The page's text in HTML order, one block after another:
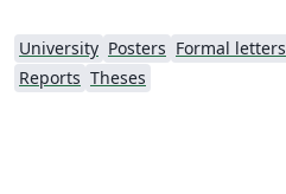
University Posters Formal letters
Reports Theses